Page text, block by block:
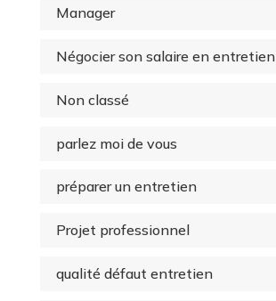
Manager
Négocier son salaire en entretien
Non classé
parlez moi de vous
préparer un entretien
Projet professionnel
qualité défaut entretien